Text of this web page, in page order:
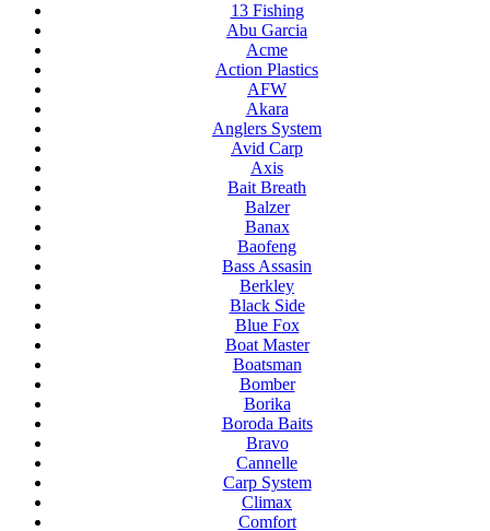
13 Fishing
Abu Garcia
Acme
Action Plastics
AFW
Akara
Anglers System
Avid Carp
Axis
Bait Breath
Balzer
Banax
Baofeng
Bass Assasin
Berkley
Black Side
Blue Fox
Boat Master
Boatsman
Bomber
Borika
Boroda Baits
Bravo
Cannelle
Carp System
Climax
Comfort